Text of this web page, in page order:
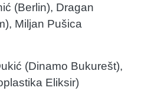
(Berlin), Dragan
Miljan Pušica
(Dinamo Bukurešt),
Eliksir)